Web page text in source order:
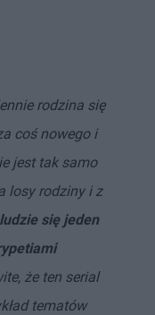
rodzina się
coś nowego i
jest tak samo
losy rodziny i z
ludzie się jeden
że ten serial
tematów